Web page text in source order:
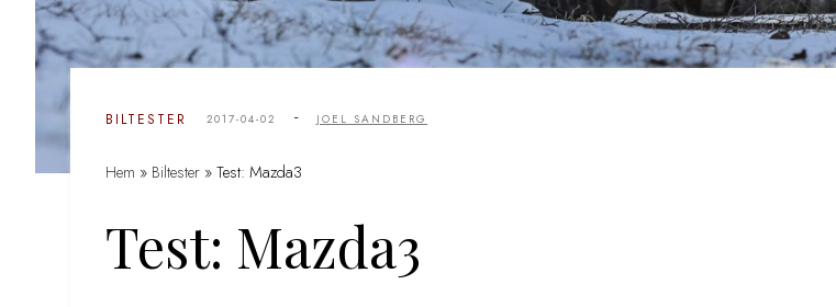
BILTESTER 2017-04-02 - JOEL SANDBERG
Hem » Biltester » Test: Mazda3
Test: Mazda3